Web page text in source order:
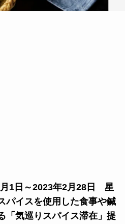
月1日～2023年2月28日 星
パイスを使用した食事や鍼
「気巡りスパイス滞在」提